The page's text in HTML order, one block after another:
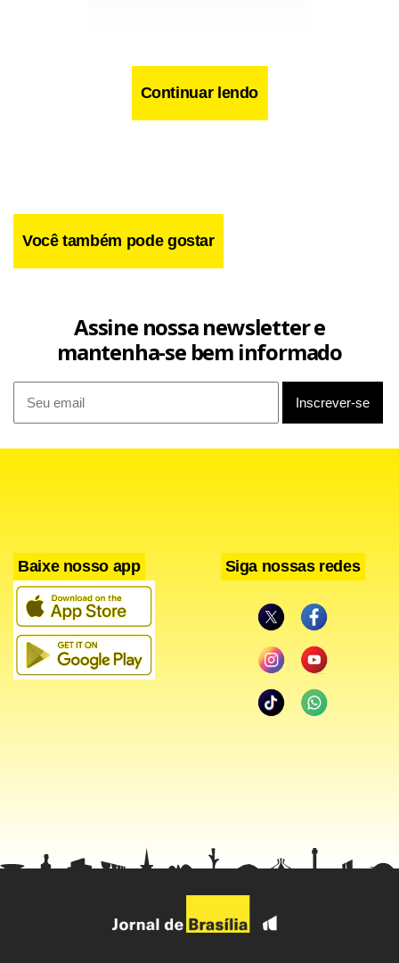
Facebook
WhatsApp
Continuar lendo
Você também pode gostar
Assine nossa newsletter e
mantenha-se bem informado
Baixe nosso app Siga nossas redes